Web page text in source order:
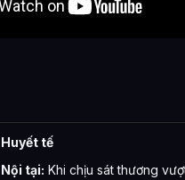
Huyết tế
Nội tại: Khi chịu sát thương